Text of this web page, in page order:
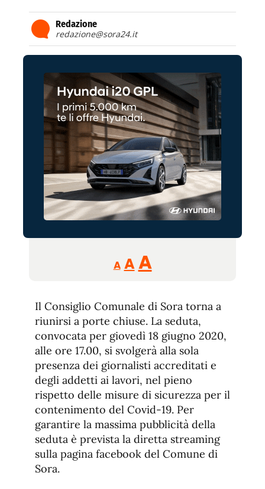
Redazione
redazione@sora24.it
A
Reducir
tamaño
A Restablecer
de
fuente
AAumentar
de
fuente.
Il Consiglio Comunale di Sora torna a
riunirsi a porte chiuse. La seduta,
convocata per giovedì 18 giugno 2020,
alle ore 17.00, si svolgerà alla sola
presenza dei giornalisti accreditati e
degli addetti ai lavori, nel pieno
rispetto delle misure di sicurezza per il
contenimento del Covid-19. Per
garantire la massima pubblicità della
seduta è prevista la diretta streaming
sulla pagina facebook del Comune di
Sora.